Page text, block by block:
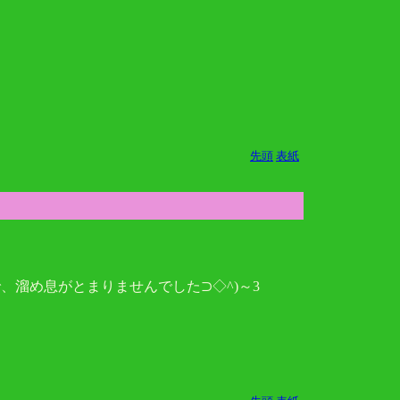
先頭 表紙
溜め息がとまりませんでした⊃◇^)～3